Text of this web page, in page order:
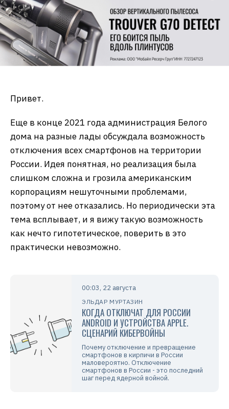
Привет.
Еще в конце 2021 года администрация Белого
дома на разные лады обсуждала возможность
отключения всех смартфонов на территории
России. Идея понятная, но реализация была
слишком сложна и грозила американским
корпорациям нешуточными проблемами,
поэтому от нее отказались. Но периодически эта
тема всплывает, и я вижу такую возможность
как нечто гипотетическое, поверить в это
практически невозможно.
00:03, 22 августа
ЭЛЬДАР МУРТАЗИН
КОГДА ОТКЛЮЧАТ ДЛЯ РОССИИ
ANDROID И УСТРОЙСТВА APPLE.
СЦЕНАРИЙ КИБЕРВОЙНЫ
Почему отключение и превращение
смартфонов в кирпичи в России
маловероятно. Отключение
смартфонов в России - это последний
шаг перед ядерной войной.